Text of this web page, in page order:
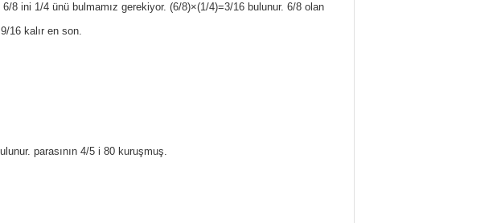
8 ini 1/4 ünü bulmamız gerekiyor. (6/8)×(1/4)=3/16 bulunur. 6/8 olan
16 kalır en son.
parasının 4/5 i 80 kuruşmuş.